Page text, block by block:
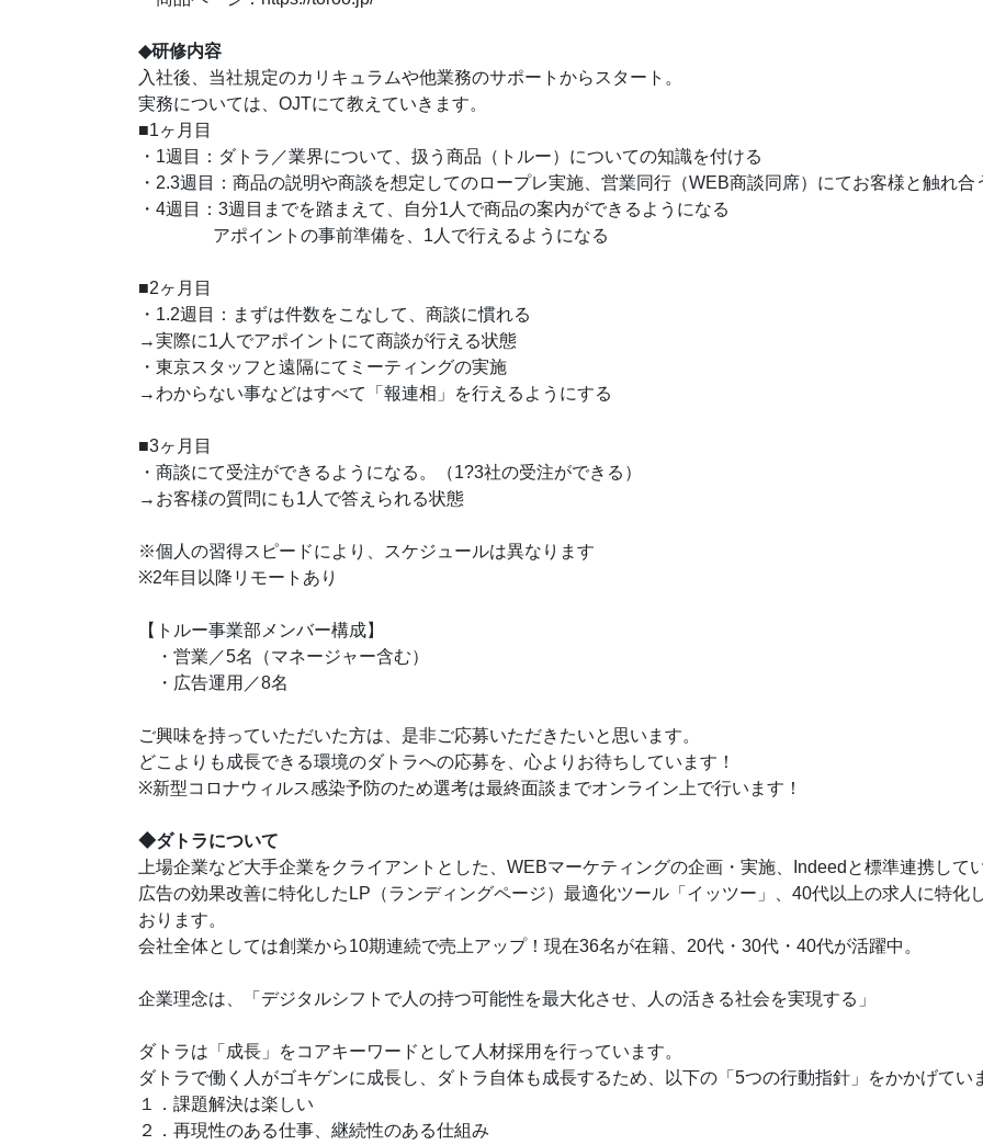
◆研修内容
入社後、当社規定のカリキュラムや他業務のサポートからスタート。
実務については、OJTにて教えていきます。
■1ヶ月目
・1週目：ダトラ／業界について、扱う商品（トルー）についての知識を付ける
・2.3週目：商品の説明や商談を想定してのロープレ実施、営業同行（WEB商談同席）にてお客様と触れ合
・4週目：3週目までを踏まえて、自分1人で商品の案内ができるようになる
アポイントの事前準備を、1人で行えるようになる
■2ヶ月目
・1.2週目：まずは件数をこなして、商談に慣れる
→実際に1人でアポイントにて商談が行える状態
・東京スタッフと遠隔にてミーティングの実施
→わからない事などはすべて「報連相」を行えるようにする
■3ヶ月目
・商談にて受注ができるようになる。（1?3社の受注ができる）
→お客様の質問にも1人で答えられる状態
※個人の習得スピードにより、スケジュールは異なります
※2年目以降リモートあり
【トルー事業部メンバー構成】
・営業／5名（マネージャー含む）
・広告運用／8名
ご興味を持っていただいた方は、是非ご応募いただきたいと思います。
どこよりも成長できる環境のダトラへの応募を、心よりお待ちしています！
※新型コロナウィルス感染予防のため選考は最終面談までオンライン上で行います！
◆ダトラについて
上場企業など大手企業をクライアントとした、WEBマーケティングの企画・実施、Indeedと標準連携し
広告の効果改善に特化したLP（ランディングページ）最適化ツール「イッツー」、40代以上の求人に特化
おります。
会社全体としては創業から10期連続で売上アップ！現在36名が在籍、20代・30代・40代が活躍中。
企業理念は、「デジタルシフトで人の持つ可能性を最大化させ、人の活きる社会を実現する」
ダトラは「成長」をコアキーワードとして人材採用を行っています。
ダトラで働く人がゴキゲンに成長し、ダトラ自体も成長するため、以下の「5つの行動指針」をかかげてい
１．課題解決は楽しい
２．再現性のある仕事、継続性のある仕組み